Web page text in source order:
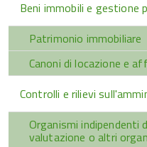
Beni immobili e gestione
Patrimonio immobiliare
Canoni di locazione e
Controlli e rilievi
Organismi indipendenti
valutazione o altri